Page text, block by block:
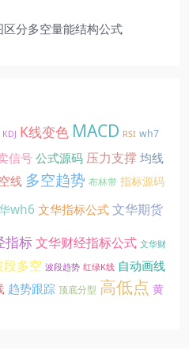
分多空量能结构公式
KDJ K线变色 MACD RSI wh7
信号公式源码 压力支撑 均线
线 多空趋势 布林带 指标源码
wh6 文华指标公式文华期货
指标文华财经指标公式 文华财
段多空 波段趋势 红绿K线 自动画线
趋势跟踪 顶底分型 高低点 黄